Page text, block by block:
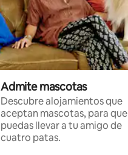
Admite mascotas
Descubre alojamientos que
aceptan mascotas, para que
puedas llevar a tu amigo de
cuatro patas.